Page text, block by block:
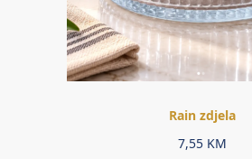
Rain zdjela
7,55 KM